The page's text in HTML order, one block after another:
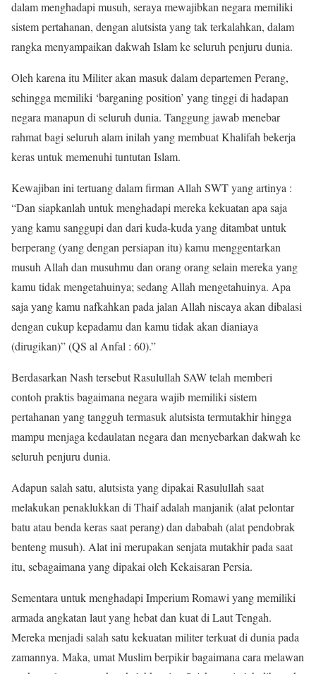
dalam menghadapi musuh, seraya mewajibkan negara memiliki
sistem pertahanan, dengan alutsista yang tak terkalahkan, dalam
rangka menyampaikan dakwah Islam ke seluruh penjuru dunia.
Oleh karena itu Militer akan masuk dalam departemen Perang,
sehingga memiliki ‘barganing position’ yang tinggi di hadapan
negara manapun di seluruh dunia. Tanggung jawab menebar
rahmat bagi seluruh alam inilah yang membuat Khalifah bekerja
keras untuk memenuhi tuntutan Islam.
Kewajiban ini tertuang dalam firman Allah SWT yang artinya :
“Dan siapkanlah untuk menghadapi mereka kekuatan apa saja
yang kamu sanggupi dan dari kuda-kuda yang ditambat untuk
berperang (yang dengan persiapan itu) kamu menggentarkan
musuh Allah dan musuhmu dan orang orang selain mereka yang
kamu tidak mengetahuinya; sedang Allah mengetahuinya. Apa
saja yang kamu nafkahkan pada jalan Allah niscaya akan dibalasi
dengan cukup kepadamu dan kamu tidak akan dianiaya
(dirugikan)” (QS al Anfal : 60).”
Berdasarkan Nash tersebut Rasulullah SAW telah memberi
contoh praktis bagaimana negara wajib memiliki sistem
pertahanan yang tangguh termasuk alutsista termutakhir hingga
mampu menjaga kedaulatan negara dan menyebarkan dakwah ke
seluruh penjuru dunia.
Adapun salah satu, alutsista yang dipakai Rasulullah saat
melakukan penaklukkan di Thaif adalah manjanik (alat pelontar
batu atau benda keras saat perang) dan dababah (alat pendobrak
benteng musuh). Alat ini merupakan senjata mutakhir pada saat
itu, sebagaimana yang dipakai oleh Kekaisaran Persia.
Sementara untuk menghadapi Imperium Romawi yang memiliki
armada angkatan laut yang hebat dan kuat di Laut Tengah.
Mereka menjadi salah satu kekuatan militer terkuat di dunia pada
zamannya. Maka, umat Muslim berpikir bagaimana cara melawan